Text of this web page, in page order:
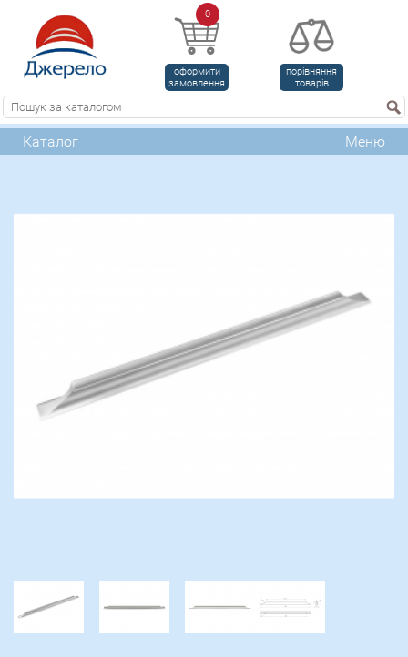
0
оформити
замовлення
порівняння
товарів
Каталог Меню